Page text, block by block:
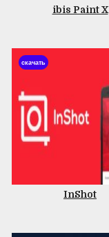
ibis Paint X
скачать
InShot